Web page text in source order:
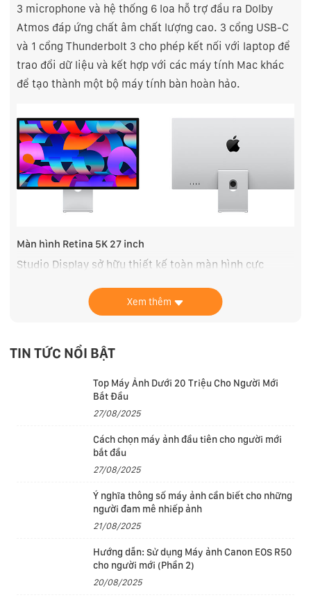
3 microphone và hệ thống 6 loa hỗ trợ đầu ra Dolby
Atmos đáp ứng chất âm chất lượng cao. 3 cổng USB-C
và 1 cổng Thunderbolt 3 cho phép kết nối với laptop để
trao đổi dữ liệu và kết hợp với các máy tính Mac khác
để tạo thành một bộ máy tính bàn hoàn hảo.
Màn hình Retina 5K 27 inch
Studio Display sở hữu thiết kế toàn màn hình cực
muốn với màu sắc tuyệt đẹp và chi tiết sống động.
môi trường để tự động điều chỉnh nhiệt độ màu của
màn hình tương thích với môi trường xung quanh, từ
đó cho tầm nhìn phù hợp nhất với mắt. Lớp phủ chống
phản quang tiêu chuẩn giúp giảm thiểu lóa sáng nhằm
tăng khả năng tập trung, đọc xem thoải mái hơn, hiển
thị từng điểm ảnh rõ ràng và sống động.
Xem thêm
TIN TỨC NỔI BẬT
Top Máy Ảnh Dưới 20 Triệu Cho Người Mới
Bắt Đầu
27/08/2025
Cách chọn máy ảnh đầu tiên cho người mới
bắt đầu
27/08/2025
Ý nghĩa thông số máy ảnh cần biết cho những
người đam mê nhiếp ảnh
21/08/2025
Hướng dẫn: Sử dụng Máy ảnh Canon EOS R50
cho người mới (Phần 2)
20/08/2025